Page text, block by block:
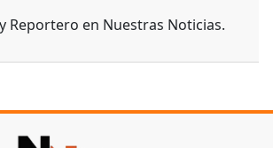
Reportero en Nuestras Noticias.